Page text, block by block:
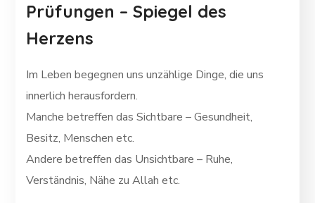
Prüfungen – Spiegel des
Herzens
Im Leben begegnen uns unzählige Dinge, die uns
innerlich herausfordern.
Manche betreffen das Sichtbare – Gesundheit,
Besitz, Menschen etc.
Andere betreffen das Unsichtbare – Ruhe,
Verständnis, Nähe zu Allah etc.